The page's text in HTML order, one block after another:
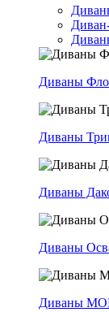
Диваны
Диваны
Диваны
Диваны
Диваны